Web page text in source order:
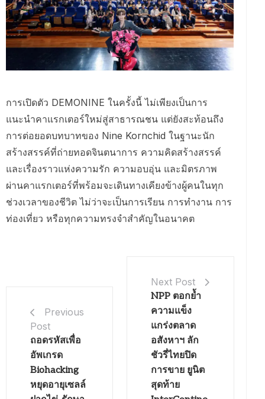
การเปิดตัว DEMONINE ในครั้งนี้ ไม่เพียงเป็นการ
แนะนำคาแรกเตอร์ใหม่สู่สาธารณชน แต่ยังสะท้อนถึง
การต่อยอดบทบาทของ Nine Kornchid ในฐานะนัก
สร้างสรรค์ที่ถ่ายทอดจินตนาการ ความคิดสร้างสรรค์
และเรื่องราวแห่งความรัก ความอบอุ่น และมิตรภาพ
ผ่านคาแรกเตอร์ที่พร้อมจะเดินทางเคียงข้างผู้คนในทุก
ช่วงเวลาของชีวิต ไม่ว่าจะเป็นการเรียน การทำงาน การ
ท่องเที่ยว หรือทุกความทรงจำสำคัญในอนาคต
Previous
Post
ถอดรหัสเพื่อ
อัพเกรด
Biohacking
หยุดอายุเซลล์
Next Post
NPP ตอกย้ำ
ความแข็ง
แกร่งตลาด
อสังหาฯ ลัก
ชัวรี่ไทยปิด
การขาย ยูนิต
สุดท้าย